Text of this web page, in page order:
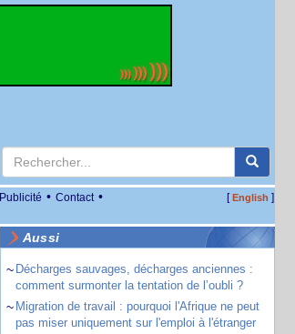
Publicité • Contact • [English ]
Aussi
~ Décharges sauvages, décharges anciennes :
comment surmonter la tentation de l’oubli ?
~ Migration de travail : pourquoi l'Afrique ne peut
pas miser uniquement sur l'emploi à l'étranger